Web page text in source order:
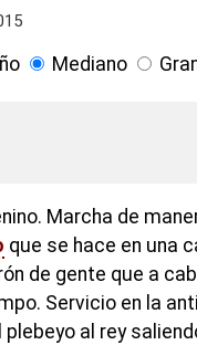
Mediano
Marcha de
que se hace en una
de gente que a
Servicio en la
al rey